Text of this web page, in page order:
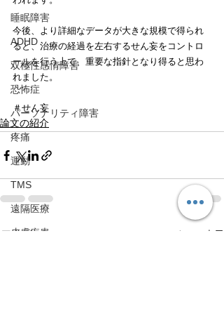
睡眠障害
ADHD
双極性感情障害
恐怖症
パーソナリティ障害
疼痛
運動
TMS
遠隔医療
皮膚疾患
今後、より詳細なデータが大きな規模で得られ
ると、治療の経過を左右するせん妄をコントロ
ールを行う上で、重要な指針となり得ると思わ
れました。
＃せん妄
論文の紹介
すべて表示